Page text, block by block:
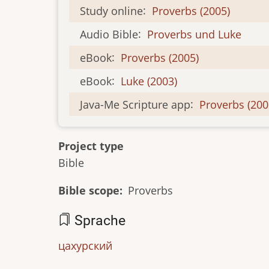
Study online: Proverbs (2005)
Audio Bible: Proverbs und Luke
eBook: Proverbs (2005)
eBook: Luke (2003)
Java-Me Scripture app: Proverbs
Project type
Bible
Bible scope
Proverbs
Sprache
цахурский